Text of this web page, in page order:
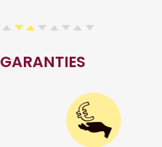
GARANTIES